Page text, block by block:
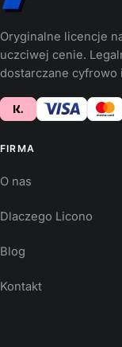
Oryginalne licencje
uczciwej cenie.
dostarczane cyfrowo
FIRMA
O nas
Dlaczego Licono
Blog
Kontakt